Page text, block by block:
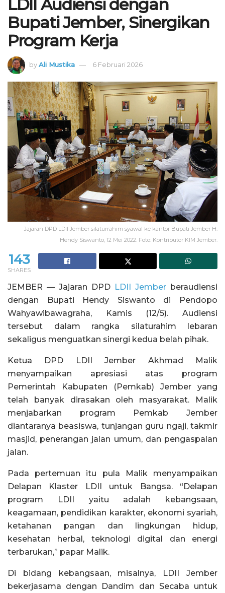
LDII Audiensi dengan
Bupati Jember, Sinergikan
Program Kerja
byAli Mustika 6 Februari 2026
Jajaran DPD LDII Jember silaturrahim syawal ke kantor Bupati Jember H.
Hendy Siswanto, 12 Mei 2022. Foto: Kontributor KIM Jember.
143
SHARES
JEMBER — Jajaran DPD LDII Jember beraudiensi
dengan Bupati Hendy Siswanto di Pendopo
Wahyawibawagraha, Kamis (12/5). Audiensi
tersebut dalam rangka silaturahim lebaran
sekaligus menguatkan sinergi kedua belah pihak.
Ketua DPD LDII Jember Akhmad Malik
menyampaikan apresiasi atas program
Pemerintah Kabupaten (Pemkab) Jember yang
telah banyak dirasakan oleh masyarakat. Malik
menjabarkan program Pemkab Jember
diantaranya beasiswa, tunjangan guru ngaji, takmir
masjid, penerangan jalan umum, dan pengaspalan
jalan.
Pada pertemuan itu pula Malik menyampaikan
Delapan Klaster LDII untuk Bangsa. “Delapan
program LDII yaitu adalah kebangsaan,
keagamaan, pendidikan karakter, ekonomi syariah,
ketahanan pangan dan lingkungan hidup,
kesehatan herbal, teknologi digital dan energi
terbarukan,” papar Malik.
Di bidang kebangsaan, misalnya, LDII Jember
bekerjasama dengan Dandim dan Secaba untuk